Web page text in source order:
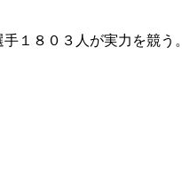
１８０３人が実力を競